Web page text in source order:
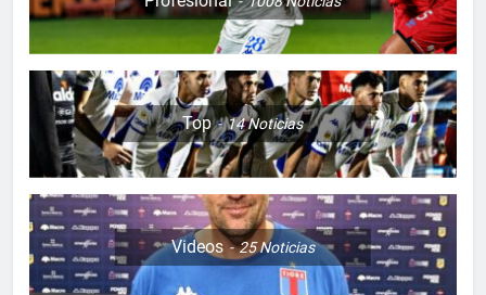
Top 14Noticias
Videos 25Noticias